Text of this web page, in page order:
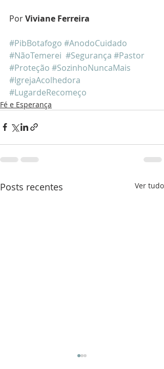
Por Viviane Ferreira
#PibBotafogo #AnodoCuidado
#NãoTemerei #Segurança #Pastor
#Proteção #SozinhoNuncaMais
#IgrejaAcolhedora
#LugardeRecomeço
Fé e Esperança
Posts recentes Ver tudo